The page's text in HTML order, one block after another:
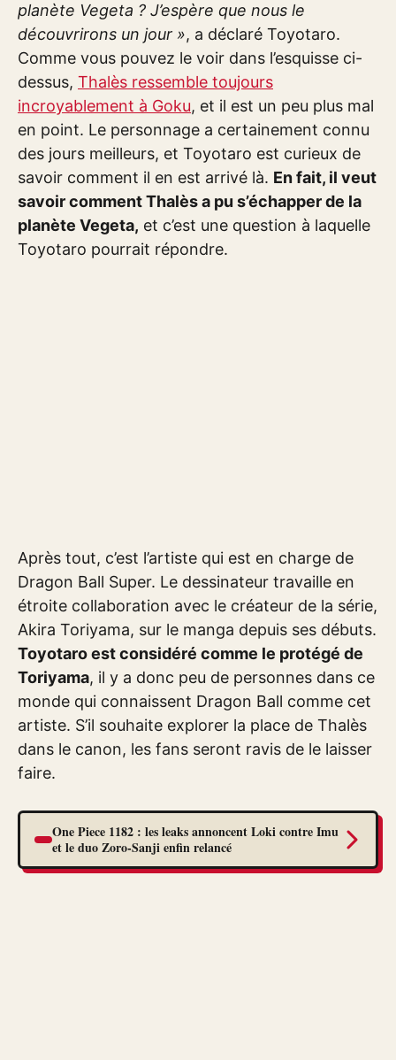
planète Vegeta ? J’espère que nous le
découvrirons un jour », a déclaré Toyotaro.
Comme vous pouvez le voir dans l’esquisse ci-
dessus, Thalès ressemble toujours
incroyablement à Goku, et il est un peu plus mal
en point. Le personnage a certainement connu
des jours meilleurs, et Toyotaro est curieux de
savoir comment il en est arrivé là. En fait, il veut
savoir comment Thalès a pu s’échapper de la
planète Vegeta, et c’est une question à laquelle
Toyotaro pourrait répondre.
Après tout, c’est l’artiste qui est en charge de
Dragon Ball Super. Le dessinateur travaille en
étroite collaboration avec le créateur de la série,
Akira Toriyama, sur le manga depuis ses débuts.
Toyotaro est considéré comme le protégé de
Toriyama, il y a donc peu de personnes dans ce
monde qui connaissent Dragon Ball comme cet
artiste. S’il souhaite explorer la place de Thalès
dans le canon, les fans seront ravis de le laisser
faire.
One Piece 1182 : les leaks annoncent Loki contre Imu
et le duo Zoro-Sanji enfin relancé